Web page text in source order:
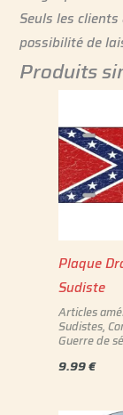
Seuls les
possibilité de
Produits
Plaque
Sudiste
Articles
Sudistes,
Guerre de
9.99€